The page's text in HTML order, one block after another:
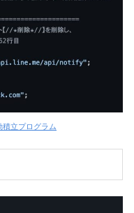
立プログラム